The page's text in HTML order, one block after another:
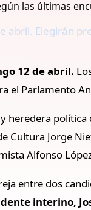
abril. Elegirán
12 de abril.
el Parlamento
heredera
Jorge
Alfonso
entre dos
interino,